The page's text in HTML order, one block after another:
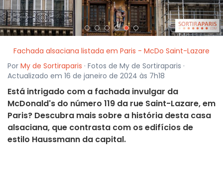
Fachada alsaciana listada em Paris - McDo Saint-Lazare
Por My de Sortiraparis · Fotos de My de Sortiraparis ·
Actualizado em 16 de janeiro de 2024 às 7h18
Está intrigado com a fachada invulgar da
McDonald's do número 119 da rue Saint-Lazare, em
Paris? Descubra mais sobre a história desta casa
alsaciana, que contrasta com os edifícios de
estilo Haussmann da capital.